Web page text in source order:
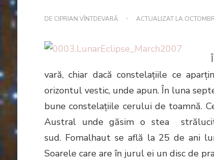
DE CIPRIAN VÎNTDEVARĂ ACTUALIZAT LA
vară, chiar dacă constelaţiile ce
orizontul vestic, unde apun. În luna
bune constelaţiile cerului de toamnă.
Austral unde găsim o stea
sud. Fomalhaut se află la 25 de ani
Soarele care are în jurul ei un disc de